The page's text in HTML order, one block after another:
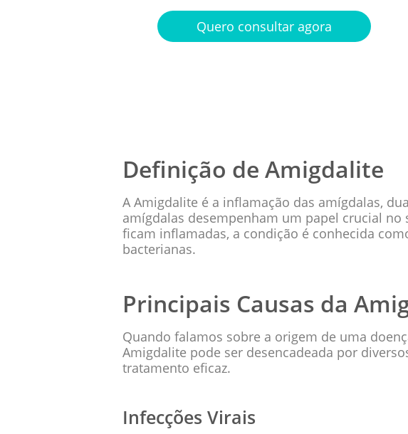
Quero consultar agora
Definição de Amigdalite
A Amigdalite é a inflamação das amígdalas,
amígdalas desempenham um papel crucial
ficam inflamadas, a condição é conhecida
bacterianas.
Principais Causas da
Quando falamos sobre a origem de uma
Amigdalite pode ser desencadeada por
tratamento eficaz.
Infecções Virais